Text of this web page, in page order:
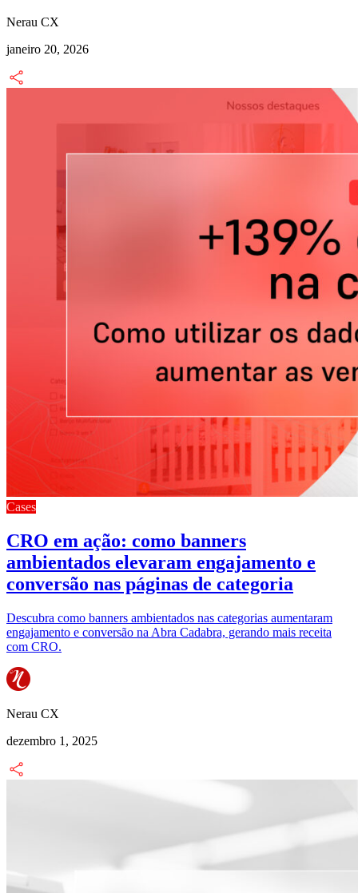
Nerau CX
janeiro 20, 2026
Cases
CRO em ação: como banners
ambientados elevaram engajamento e
conversão nas páginas de categoria
Descubra como banners ambientados nas categorias aumentaram
engajamento e conversão na Abra Cadabra, gerando mais receita
com CRO.
Nerau CX
dezembro 1, 2025